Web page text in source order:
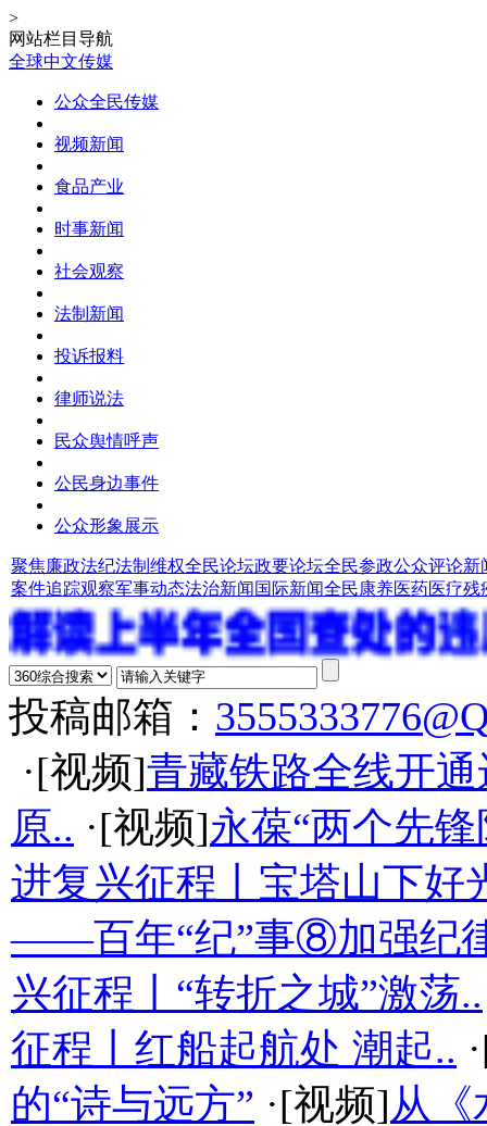
>
网站栏目导航
全球中文传媒
公众全民传媒
视频新闻
食品产业
时事新闻
社会观察
法制新闻
投诉报料
律师说法
民众舆情呼声
公民身边事件
公众形象展示
聚焦廉政法纪法制维权全民论坛政要论坛全民参政公众评论新
案件追踪观察军事动态法治新闻 国际新闻全民康养医药医疗残
投稿邮箱：
·[视频]青藏铁路全线开
原.. ·[视频]永葆“两个先
进复兴征程丨宝塔山下好
——百年“纪”事⑧加强纪
兴征程丨“转折之城”激荡..
征程丨红船起航处 潮起..
的“诗与远方” ·[视频]从《